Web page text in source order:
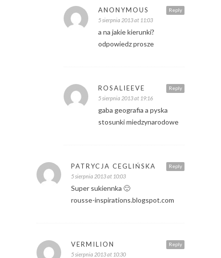
Reply
ANONYMOUS
5 sierpnia 2013 at 11:03
a na jakie kierunki?
odpowiedz prosze
Reply
ROSALIEEVE
5 sierpnia 2013 at 19:16
gaba geografia a pyska
stosunki miedzynarodowe
Reply
PATRYCJA CEGLIŃSKA
5 sierpnia 2013 at 10:03
Super sukiennka 🙂
rousse-inspirations.blogspot.com
Reply
VERMILION
5 sierpnia 2013 at 10:30